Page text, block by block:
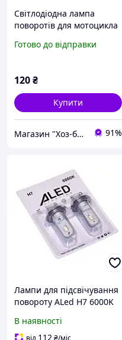
Світлодіодна лампа
поворотів для мотоцикла
32 SMD 2835, стробоскоп,
Готово до відправки
120₴
Купити
Магазин "Хоз-блок" 91%
Лампи для підсвічування
повороту ALed H7 6000K
В наявності
від 112₴/міс